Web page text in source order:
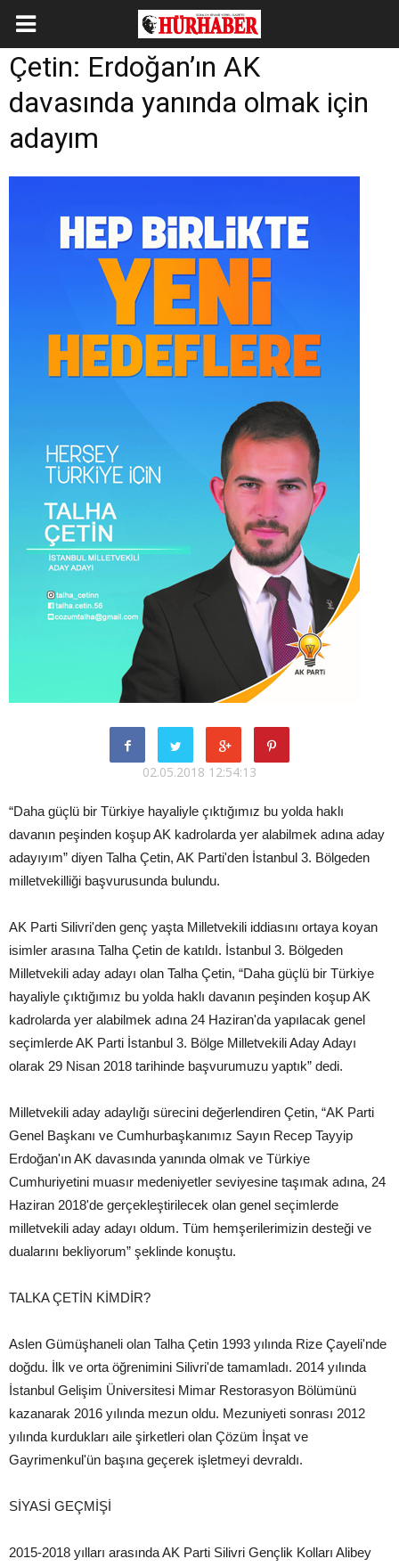
Çetin: Erdoğan’ın AK
davasında yanında olmak için
adayım
02.05.2018 12:54:13
“Daha güçlü bir Türkiye hayaliyle çıktığımız bu yolda haklı
davanın peşinden koşup AK kadrolarda yer alabilmek adına aday
adayıyım” diyen Talha Çetin, AK Parti'den İstanbul 3. Bölgeden
milletvekilliği başvurusunda bulundu.
AK Parti Silivri'den genç yaşta Milletvekili iddiasını ortaya koyan
isimler arasına Talha Çetin de katıldı. İstanbul 3. Bölgeden
Milletvekili aday adayı olan Talha Çetin, “Daha güçlü bir Türkiye
hayaliyle çıktığımız bu yolda haklı davanın peşinden koşup AK
kadrolarda yer alabilmek adına 24 Haziran'da yapılacak genel
seçimlerde AK Parti İstanbul 3. Bölge Milletvekili Aday Adayı
olarak 29 Nisan 2018 tarihinde başvurumuzu yaptık” dedi.
Milletvekili aday adaylığı sürecini değerlendiren Çetin, “AK Parti
Genel Başkanı ve Cumhurbaşkanımız Sayın Recep Tayyip
Erdoğan'ın AK davasında yanında olmak ve Türkiye
Cumhuriyetini muasır medeniyetler seviyesine taşımak adına, 24
Haziran 2018'de gerçekleştirilecek olan genel seçimlerde
milletvekili aday adayı oldum. Tüm hemşerilerimizin desteği ve
dualarını bekliyorum” şeklinde konuştu.
TALKA ÇETİN KİMDİR?
Aslen Gümüşhaneli olan Talha Çetin 1993 yılında Rize Çayeli'nde
doğdu. İlk ve orta öğrenimini Silivri'de tamamladı. 2014 yılında
İstanbul Gelişim Üniversitesi Mimar Restorasyon Bölümünü
kazanarak 2016 yılında mezun oldu. Mezuniyeti sonrası 2012
yılında kurdukları aile şirketleri olan Çözüm İnşat ve
Gayrimenkul'ün başına geçerek işletmeyi devraldı.
SİYASİ GEÇMİŞİ
2015-2018 yılları arasında AK Parti Silivri Gençlik Kolları Alibey